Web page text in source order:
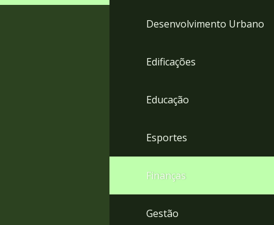
para
Desenvolvimento Urbano
Edificações
Educação
Esportes
Finanças
Gestão